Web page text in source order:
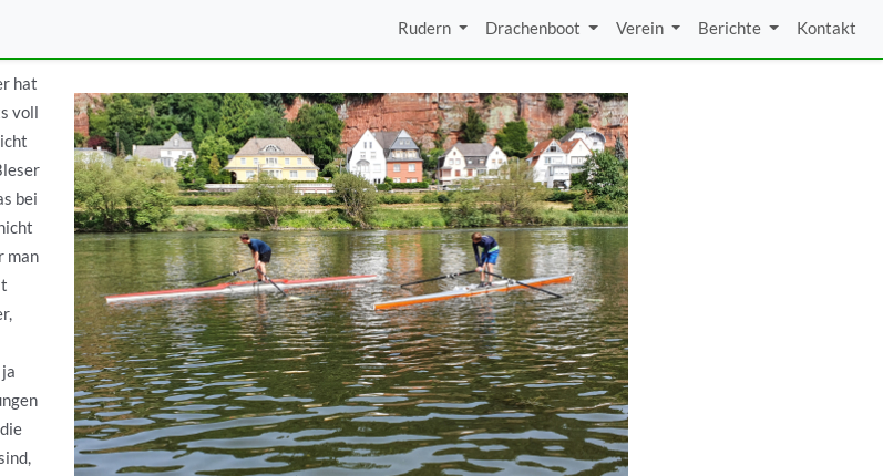
Rudern Drachenboot Verein Berichte Kontakt
hat
voll
bei
man